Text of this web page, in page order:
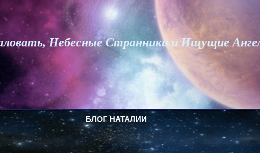
Небесные Странники и Ищущие
БЛОГ НАТАЛИИ